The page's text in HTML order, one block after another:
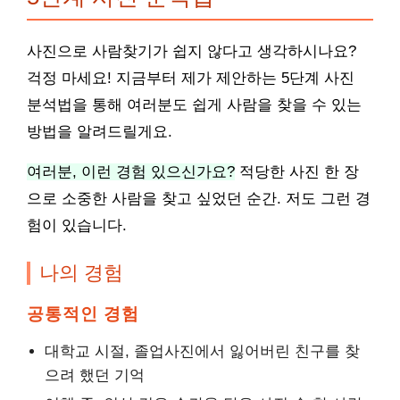
사진으로 사람찾기가 쉽지 않다고 생각하시나요?
걱정 마세요! 지금부터 제가 제안하는 5단계 사진
분석법을 통해 여러분도 쉽게 사람을 찾을 수 있는
방법을 알려드릴게요.
여러분, 이런 경험 있으신가요? 적당한 사진 한 장
으로 소중한 사람을 찾고 싶었던 순간. 저도 그런 경
험이 있습니다.
나의 경험
공통적인 경험
대학교 시절, 졸업사진에서 잃어버린 친구를 찾
으려 했던 기억